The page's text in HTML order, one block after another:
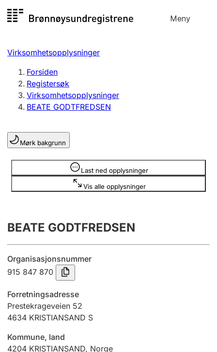
til
Meny
Registersøk
Aksjeselskap
Enkeltpersonforetak
Registrere, endre, slette
Lag og forening
Registrere, endre, slette
Årsregnskap
Innsending og forsinkelsesgebyr
Tinglysing
Jeger
Virksomhetsopplysninger
Forsiden
Registersøk
Virksomhetsopplysninger
BEATE GODTFREDSEN
Mørk bakgrunn
Last ned opplysninger
Vis alle opplysninger
Opplysninger er skjult
BEATE GODTFREDSEN
Organisasjonsnummer
915 847 870
Forretningsadresse
Prestekrageveien 52
4634 KRISTIANSAND S
Kommune, land
4204 KRISTIANSAND, Norge